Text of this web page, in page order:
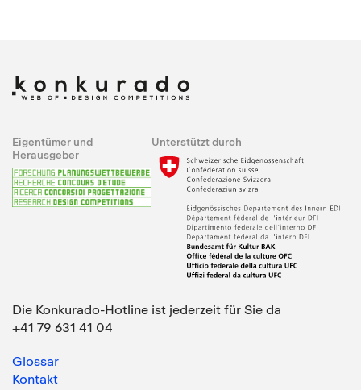
Eigentümer und
Herausgeber
Unterstützt durch
Die Konkurado-Hotline ist jederzeit für Sie da
+41 79 631 41 04
Glossar
Kontakt